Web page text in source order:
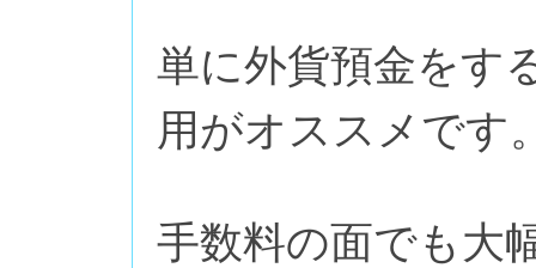
単に外貨預金をす
用がオススメです
手数料の面でも大